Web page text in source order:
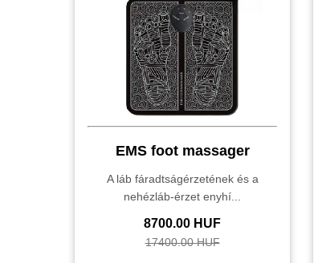
EMS foot massager
A láb fáradtságérzetének és a
nehézláb-érzet enyhí...
8700.00 HUF
17400.00 HUF